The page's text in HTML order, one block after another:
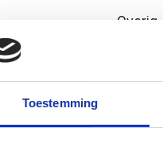
Toestemming
Overig